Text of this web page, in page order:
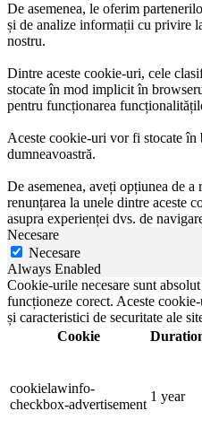
De asemenea, le oferim
și de analize informații cu privire
nostru.
Dintre aceste cookie-uri, cele
stocate în mod implicit în
pentru funcționarea
Aceste cookie-uri vor fi stocate
dumneavoastră.
De asemenea, aveți opțiunea de
renunțarea la unele dintre aceste
asupra experienței dvs. de
Necesare
Necesare
Always Enabled
Cookie-urile necesare sunt
funcționeze corect. Aceste
și caracteristici de securitate ale
Cookie
cookielawinfo-
checkbox-advertisement
1 year